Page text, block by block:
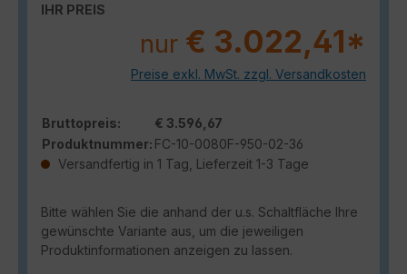
IHR PREIS
nur € 3.022,41*
Preise exkl. MwSt. zzgl. Versandkosten
Bruttopreis:
€ 3.596,67
Produktnummer: FC-10-0080F-950-02-36
Versandfertig in 1 Tag, Lieferzeit 1-3 Tage
Bitte wählen Sie die anhand der u.s. Schaltfläche Ihre
gewünschte Variante aus, um die jeweiligen
Produktinformationen anzeigen zu lassen.